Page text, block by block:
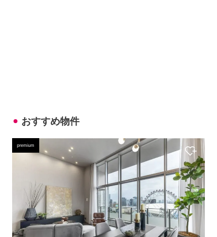
おすすめ物件
premium